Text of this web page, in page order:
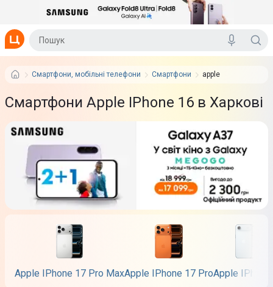
Смартфони, мобільні телефони Смартфони apple
Смартфони Apple IPhone 16 в Харкові
Apple IPhone 17 Pro MaxApple IPhone 17 ProApple IPhone